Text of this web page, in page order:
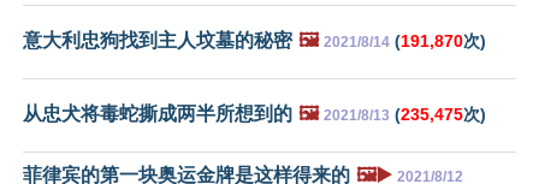
意大利忠狗找到主人坟墓的秘密 🖼️ 2021/8/14 (191,870次)
从忠犬将毒蛇撕成两半所想到的 🖼️ 2021/8/13 (235,475次)
菲律宾的第一块奥运金牌是这样得来的 🖼️▶️ 2021/8/12